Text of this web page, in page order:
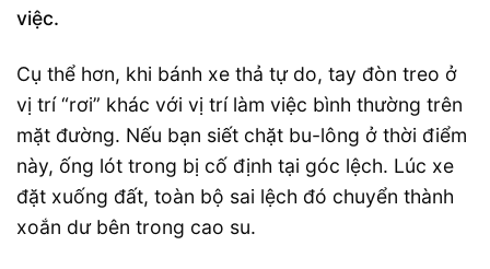
việc.
Cụ thể hơn, khi bánh xe thả tự do, tay đòn treo ở
vị trí “rơi” khác với vị trí làm việc bình thường trên
mặt đường. Nếu bạn siết chặt bu-lông ở thời điểm
này, ống lót trong bị cố định tại góc lệch. Lúc xe
đặt xuống đất, toàn bộ sai lệch đó chuyển thành
xoắn dư bên trong cao su.